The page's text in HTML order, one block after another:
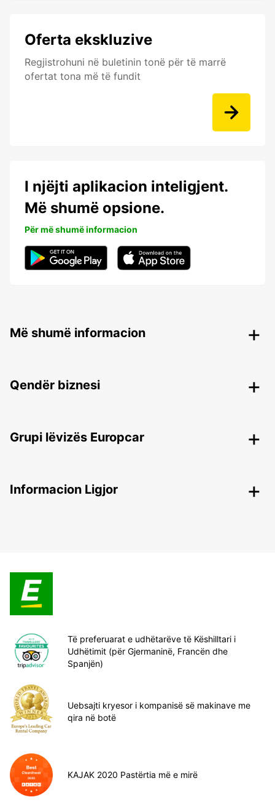
Oferta ekskluzive
Regjistrohuni në buletinin tonë për të marrë
ofertat tona më të fundit
I njëjti aplikacion inteligjent.
Më shumë opsione.
Për më shumë informacion
Më shumë informacion
Qendër biznesi
Grupi lëvizës Europcar
Informacion Ligjor
Të preferuarat e udhëtarëve të Këshilltari i
Udhëtimit (për Gjermaninë, Francën dhe
Spanjën)
Uebsajti kryesor i kompanisë së makinave me
qira në botë
KAJAK 2020 Pastërtia më e mirë